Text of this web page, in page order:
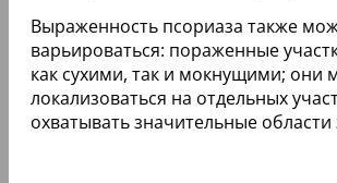
Выраженность псориаза также
варьироваться: пораженные
как сухими, так и мокнущими; они
локализоваться на отдельных
охватывать значительные